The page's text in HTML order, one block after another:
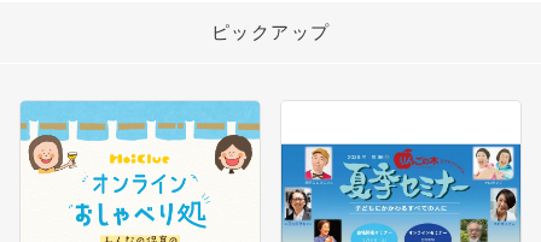
ピックアップ